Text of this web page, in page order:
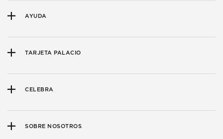
AYUDA
TARJETA PALACIO
CELEBRA
SOBRE NOSOTROS